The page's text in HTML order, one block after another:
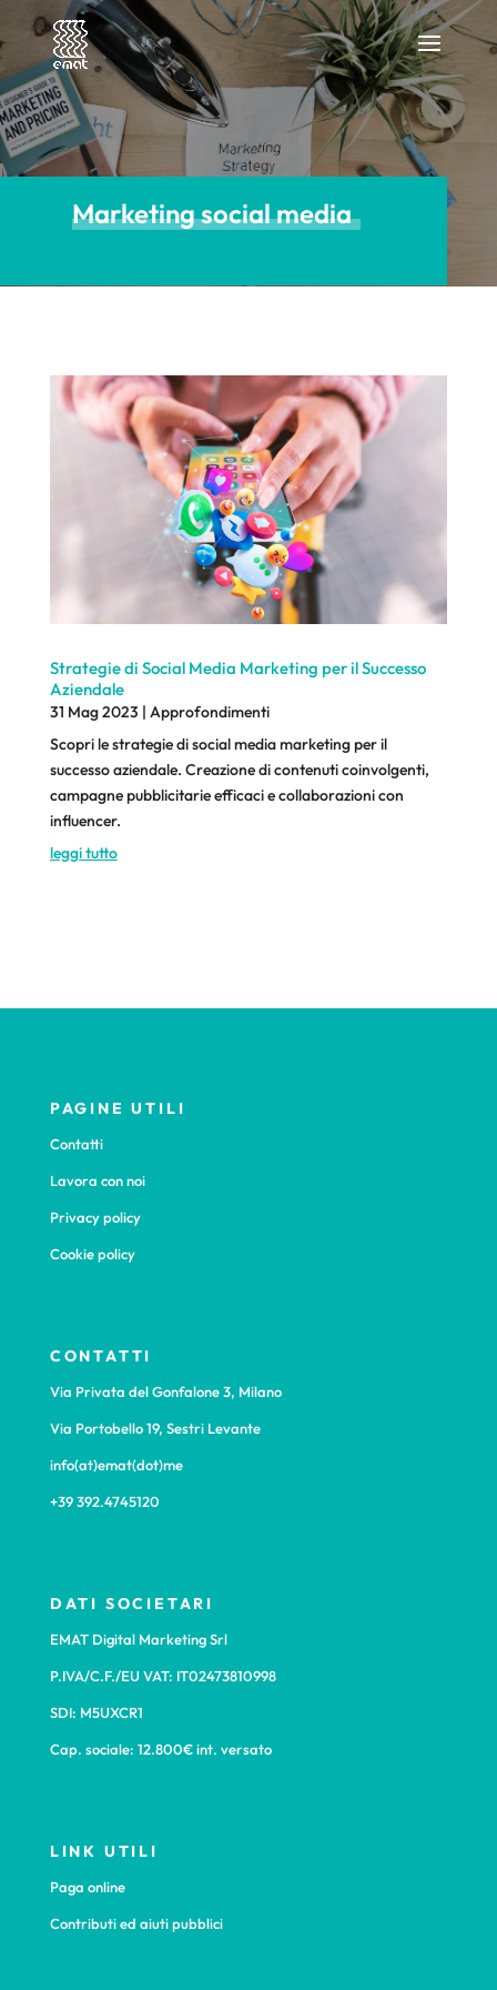
Marketing social media
Strategie di Social Media Marketing per il Successo
Aziendale
31 Mag 2023 | Approfondimenti
Scopri le strategie di social media marketing per il
successo aziendale. Creazione di contenuti coinvolgenti,
campagne pubblicitarie efficaci e collaborazioni con
influencer.
leggi tutto
PAGINE UTILI
Contatti
Lavora con noi
Privacy policy
Cookie policy
CONTATTI
Via Privata del Gonfalone 3, Milano
Via Portobello 19, Sestri Levante
info(at)emat(dot)me
+39 392.4745120
DATI SOCIETARI
EMAT Digital Marketing Srl
P.IVA/C.F./EU VAT: IT02473810998
SDI: M5UXCR1
Cap. sociale: 12.800€ int. versato
LINK UTILI
Paga online
Contributi ed aiuti pubblici